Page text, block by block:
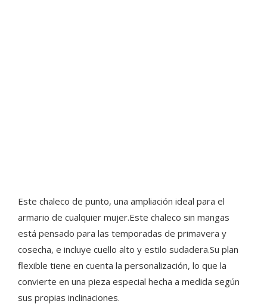
Este chaleco de punto, una ampliación ideal para el
armario de cualquier mujer.Este chaleco sin mangas
está pensado para las temporadas de primavera y
cosecha, e incluye cuello alto y estilo sudadera.Su plan
flexible tiene en cuenta la personalización, lo que la
convierte en una pieza especial hecha a medida según
sus propias inclinaciones.